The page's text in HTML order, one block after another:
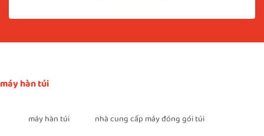
máy hàn túi
máy hàn túi
nhà cung cấp máy đóng gói túi